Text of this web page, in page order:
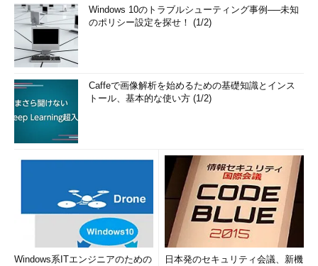
Windows 10のトラブルシューティング事例──未知
のポリシー設定を探せ！ (1/2)
Caffeで画像解析を始めるための基礎知識とインス
トール、基本的な使い方 (1/2)
Windows系ITエンジニアのための
日本発のセキュリティ会議、新機